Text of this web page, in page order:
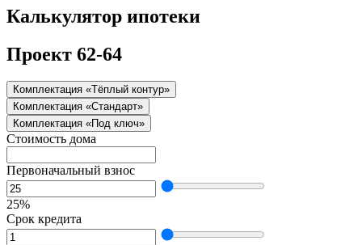
Калькулятор ипотеки
Проект 62-64
Комплектация «Тёплый контур»
Комплектация «Стандарт»
Комплектация «Под ключ»
Стоимость дома
Первоначальный взнос
25%
Срок кредита